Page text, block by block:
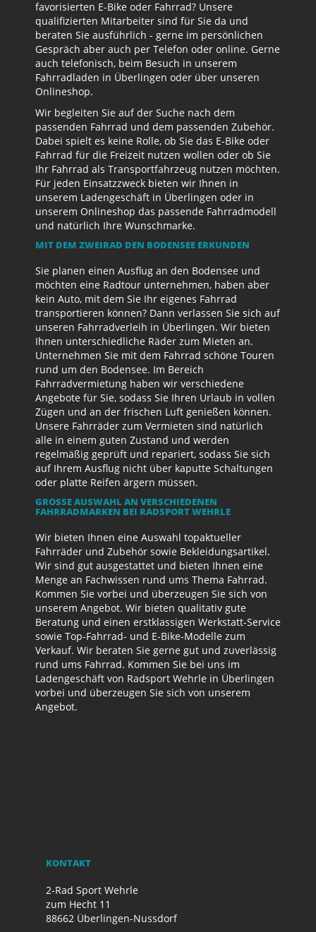
favorisierten E-Bike oder Fahrrad? Unsere
qualifizierten Mitarbeiter sind für Sie da und
beraten Sie ausführlich - gerne im persönlichen
Gespräch aber auch per Telefon oder online. Gerne
auch telefonisch, beim Besuch in unserem
Fahrradladen in Überlingen oder über unseren
Onlineshop.
Wir begleiten Sie auf der Suche nach dem
passenden Fahrrad und dem passenden Zubehör.
Dabei spielt es keine Rolle, ob Sie das E-Bike oder
Fahrrad für die Freizeit nutzen wollen oder ob Sie
Ihr Fahrrad als Transportfahrzeug nutzen möchten.
Für jeden Einsatzzweck bieten wir Ihnen in
unserem Ladengeschäft in Überlingen oder in
unserem Onlineshop das passende Fahrradmodell
und natürlich Ihre Wunschmarke.
MIT DEM ZWEIRAD DEN BODENSEE ERKUNDEN
Sie planen einen Ausflug an den Bodensee und
möchten eine Radtour unternehmen, haben aber
kein Auto, mit dem Sie Ihr eigenes Fahrrad
transportieren können? Dann verlassen Sie sich auf
unseren Fahrradverleih in Überlingen. Wir bieten
Ihnen unterschiedliche Räder zum Mieten an.
Unternehmen Sie mit dem Fahrrad schöne Touren
rund um den Bodensee. Im Bereich
Fahrradvermietung haben wir verschiedene
Angebote für Sie, sodass Sie Ihren Urlaub in vollen
Zügen und an der frischen Luft genießen können.
Unsere Fahrräder zum Vermieten sind natürlich
alle in einem guten Zustand und werden
regelmäßig geprüft und repariert, sodass Sie sich
auf Ihrem Ausflug nicht über kaputte Schaltungen
oder platte Reifen ärgern müssen.
GROSSE AUSWAHL AN VERSCHIEDENEN F
AHRRADMARKEN BEI RADSPORT WEHRLE
Wir bieten Ihnen eine Auswahl topaktueller
Fahrräder und Zubehör sowie Bekleidungsartikel.
Wir sind gut ausgestattet und bieten Ihnen eine
Menge an Fachwissen rund ums Thema Fahrrad.
Kommen Sie vorbei und überzeugen Sie sich von
unserem Angebot. Wir bieten qualitativ gute
Beratung und einen erstklassigen Werkstatt-Service
sowie Top-Fahrrad- und E-Bike-Modelle zum
Verkauf. Wir beraten Sie gerne gut und zuverlässig
rund ums Fahrrad. Kommen Sie bei uns im
Ladengeschäft von Radsport Wehrle in Überlingen
vorbei und überzeugen Sie sich von unserem
Angebot.
KONTAKT
2-Rad Sport Wehrle
zum Hecht 11
88662 Überlingen-Nussdorf